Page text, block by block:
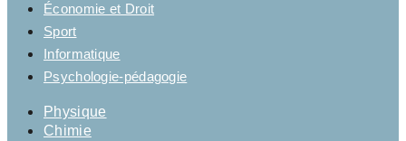
Économie et Droit
Sport
Informatique
Psychologie-pédagogie
Physique
Chimie